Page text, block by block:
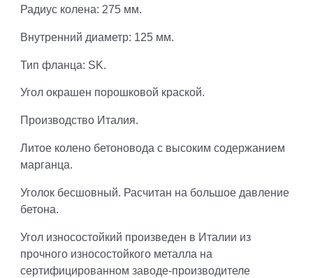
Радиус колена: 275 мм.
Внутренний диаметр: 125 мм.
Тип фланца: SK.
Угол окрашен порошковой краской.
Производство Италия.
Литое колено бетоновода с высоким содержанием
марганца.
Уголок бесшовный. Расчитан на большое давление
бетона.
Угол износостойкий произведен в Италии из
прочного износостойкого металла на
сертифицированном заводе-производителе